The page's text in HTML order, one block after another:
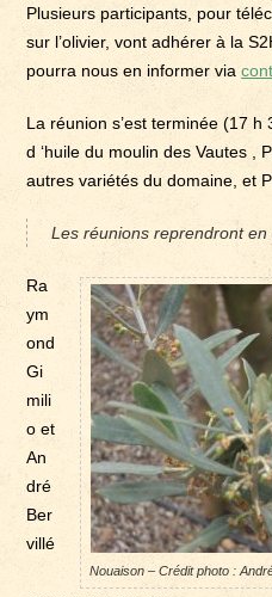
Plusieurs participants, pour
sur l’olivier, vont adhérer à la
pourra nous en informer via
La réunion s’est terminée (17 h
d ‘huile du moulin des Vautes ,
autres variétés du domaine, et
Les réunions reprendront en
Nouaison – Crédit photo :
Ra
ym
ond
Gi
mili
o et
An
dré
Ber
villé